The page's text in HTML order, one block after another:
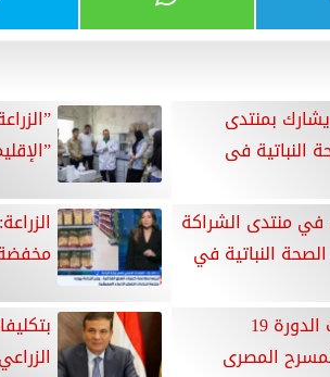
بمنتدى
النباتية فى
في منتدى الشراكة
الصحة النباتية في
مخفضة 25% عن مثيلاتها
غدًا.. انطلاق فعاليات الدورة 19
المصرى